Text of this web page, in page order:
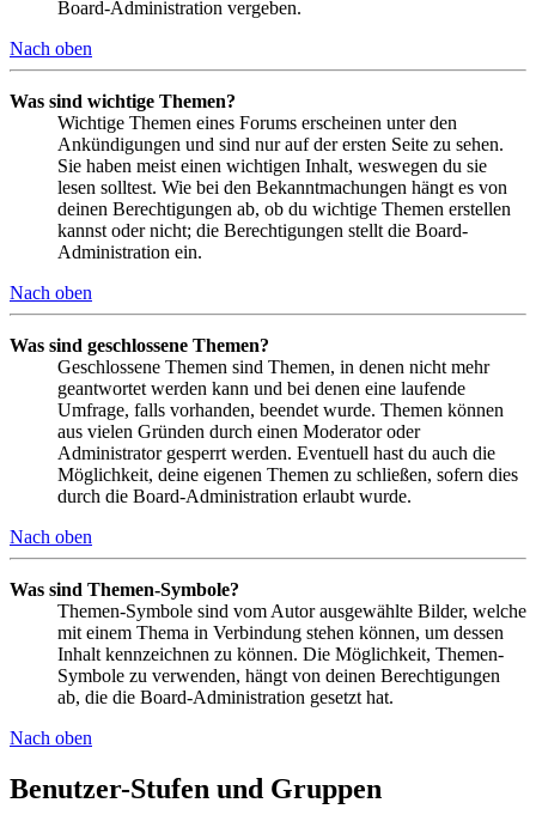
Board-Administration vergeben.
Nach oben
Was sind wichtige Themen?
Wichtige Themen eines Forums erscheinen unter den
Ankündigungen und sind nur auf der ersten Seite zu sehen.
Sie haben meist einen wichtigen Inhalt, weswegen du sie
lesen solltest. Wie bei den Bekanntmachungen hängt es von
deinen Berechtigungen ab, ob du wichtige Themen erstellen
kannst oder nicht; die Berechtigungen stellt die Board-
Administration ein.
Nach oben
Was sind geschlossene Themen?
Geschlossene Themen sind Themen, in denen nicht mehr
geantwortet werden kann und bei denen eine laufende
Umfrage, falls vorhanden, beendet wurde. Themen können
aus vielen Gründen durch einen Moderator oder
Administrator gesperrt werden. Eventuell hast du auch die
Möglichkeit, deine eigenen Themen zu schließen, sofern dies
durch die Board-Administration erlaubt wurde.
Nach oben
Was sind Themen-Symbole?
Themen-Symbole sind vom Autor ausgewählte Bilder, welche
mit einem Thema in Verbindung stehen können, um dessen
Inhalt kennzeichnen zu können. Die Möglichkeit, Themen-
Symbole zu verwenden, hängt von deinen Berechtigungen
ab, die die Board-Administration gesetzt hat.
Nach oben
Benutzer-Stufen und Gruppen